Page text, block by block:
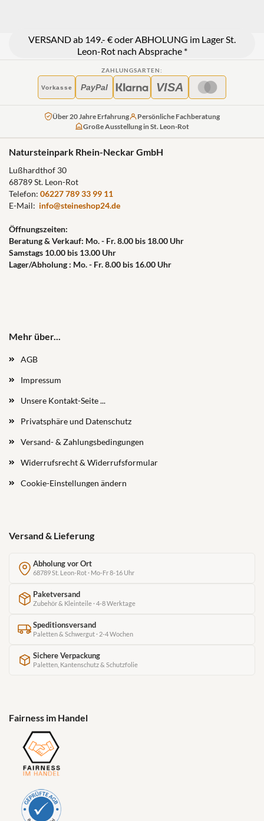
VERSAND ab 149.- € oder ABHOLUNG im Lager St.
Leon-Rot nach Absprache *
ZAHLUNGSARTEN:
Vorkasse PayPal VISA
Über 20 Jahre Erfahrung
Persönliche Fachberatung
Große Ausstellung in St. Leon-Rot
Natursteinpark Rhein-Neckar GmbH
Lußhardthof 30
68789 St. Leon-Rot
Telefon: 06227 789 33 99 11
E-Mail: info@steineshop24.de
Öffnungszeiten:
Beratung & Verkauf: Mo. - Fr. 8.00 bis 18.00 Uhr
Samstags 10.00 bis 13.00 Uhr
Lager/Abholung : Mo. - Fr. 8.00 bis 16.00 Uhr
Mehr über...
AGB
Impressum
Unsere Kontakt-Seite ...
Privatsphäre und Datenschutz
Versand- & Zahlungsbedingungen
Widerrufsrecht & Widerrufsformular
Cookie-Einstellungen ändern
Versand & Lieferung
Abholung vor Ort
68789 St. Leon-Rot · Mo-Fr 8-16 Uhr
Paketversand
Zubehör & Kleinteile · 4-8 Werktage
Speditionsversand
Paletten & Schwergut · 2-4 Wochen
Sichere Verpackung
Paletten, Kantenschutz & Schutzfolie
Fairness im Handel